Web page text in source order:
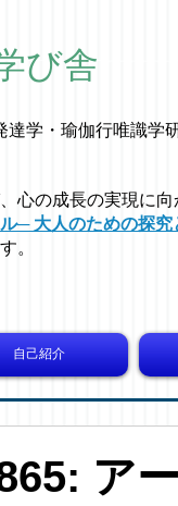
び舎
達学・ 瑜伽行唯識学
心の成長の実現に向
─ 大人のための探
。
自己紹介
ア